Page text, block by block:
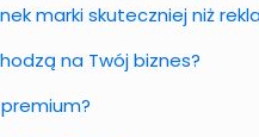
marki skuteczniej niż
na Twój biznes?